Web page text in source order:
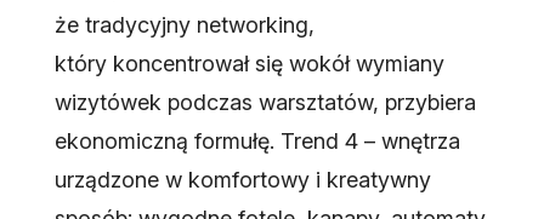
że tradycyjny networking,
który koncentrował się wokół wymiany
wizytówek podczas warsztatów, przybiera
ekonomiczną formułę. Trend 4 – wnętrza
urządzone w komfortowy i kreatywny